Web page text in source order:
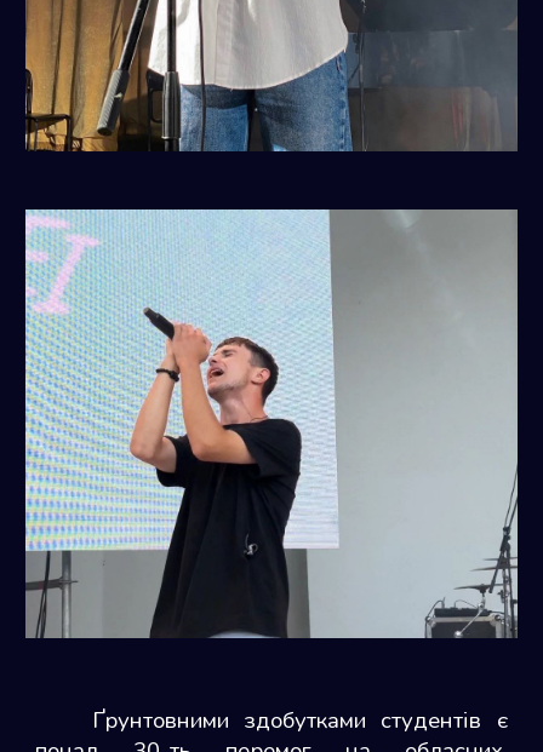
Ґрунтовними здобутками студентів є